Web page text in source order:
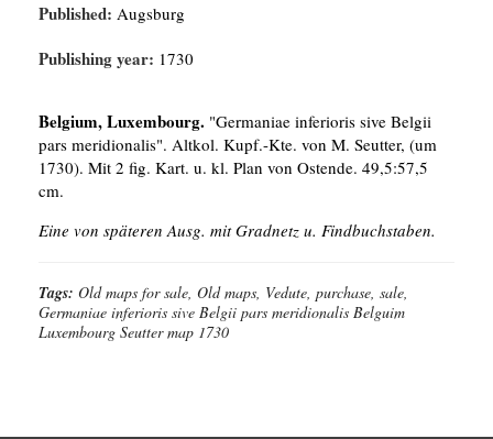
Published: Augsburg
Publishing year: 1730
Belgium, Luxembourg. "Germaniae inferioris sive Belgii
pars meridionalis". Altkol. Kupf.-Kte. von M. Seutter, (um
1730). Mit 2 fig. Kart. u. kl. Plan von Ostende. 49,5:57,5
cm.
Eine von späteren Ausg. mit Gradnetz u. Findbuchstaben.
Tags: Old maps for sale, Old maps, Vedute, purchase, sale,
Germaniae inferioris sive Belgii pars meridionalis Belguim
Luxembourg Seutter map 1730